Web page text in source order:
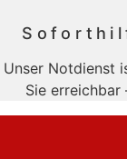
Unser Notdienst
Sie erreichbar